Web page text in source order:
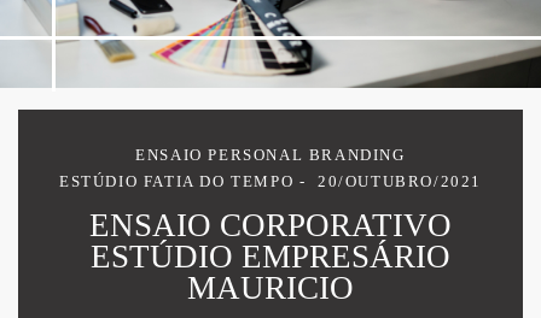
ENSAIO PERSONAL BRANDING
ESTÚDIO FATIA DO TEMPO
20/OUTUBRO/2021
ENSAIO CORPORATIVO
ESTÚDIO EMPRESÁRIO
MAURICIO